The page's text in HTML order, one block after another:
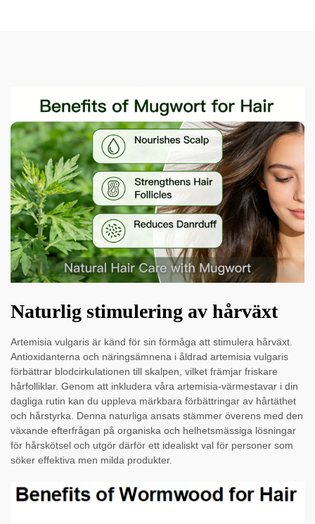
Naturlig stimulering av hårväxt
Artemisia vulgaris är känd för sin förmåga att stimulera hårväxt.
Antioxidanterna och näringsämnena i åldrad artemisia vulgaris
förbättrar blodcirkulationen till skalpen, vilket främjar friskare
hårfolliklar. Genom att inkludera våra artemisia-värmestavar i din
dagliga rutin kan du uppleva märkbara förbättringar av hårtäthet
och hårstyrka. Denna naturliga ansats stämmer överens med den
växande efterfrågan på organiska och helhetsmässiga lösningar
för hårskötsel och utgör därför ett idealiskt val för personer som
söker effektiva men milda produkter.